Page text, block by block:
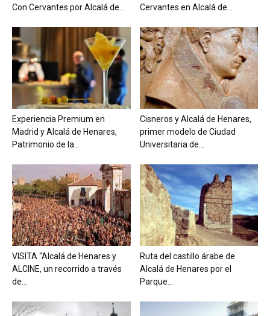
Con Cervantes por Alcalá de...
Cervantes en Alcalá de...
Experiencia Premium en
Madrid y Alcalá de Henares,
Patrimonio de la...
Cisneros y Alcalá de Henares,
primer modelo de Ciudad
Universitaria de...
VISITA “Alcalá de Henares y
ALCINE, un recorrido a través
de...
Ruta del castillo árabe de
Alcalá de Henares por el
Parque...